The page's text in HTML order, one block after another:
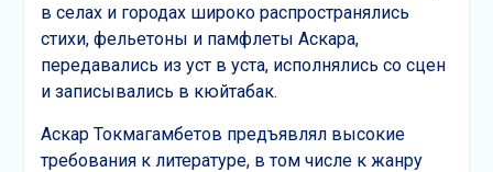
в селах и городах широко распространялись
стихи, фельетоны и памфлеты Аскара,
передавались из уст в уста, исполнялись со сцен
и записывались в кюйтабак.
Аскар Токмагамбетов предъявлял высокие
требования к литературе, в том числе к жанру